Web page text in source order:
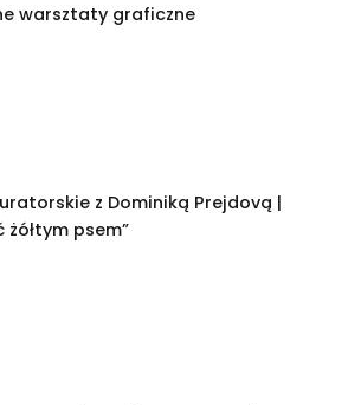
warsztaty graficzne
z Dominiką Prejdovą |
żółtym psem”